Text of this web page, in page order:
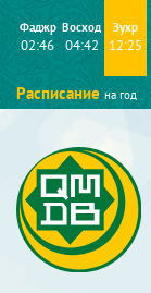
Фаджр
02:46
Восход
04:42
Зухр
12:25
Расписание на год